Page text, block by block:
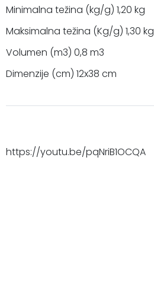
Minimalna težina (kg/g) 1,20 kg
Maksimalna težina (Kg/g) 1,30 kg
Volumen (m3) 0,8 m3
Dimenzije (cm) 12x38 cm
https://youtu.be/pqNriB1OCQA